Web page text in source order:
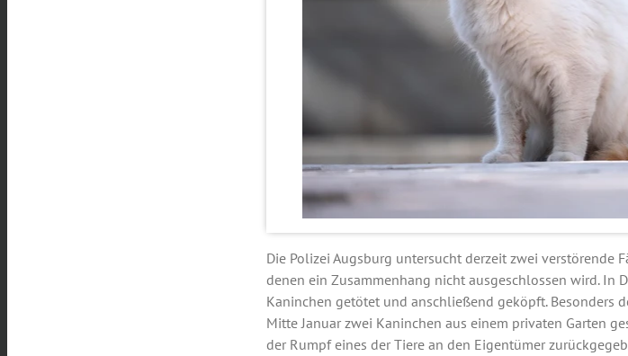
Die Polizei Augsburg untersucht derzeit zwei verstörende
denen ein Zusammenhang nicht ausgeschlossen wird. In
Kaninchen getötet und anschließend geköpft. Besonders
Mitte Januar zwei Kaninchen aus einem privaten Garten
der Rumpf eines der Tiere an den Eigentümer